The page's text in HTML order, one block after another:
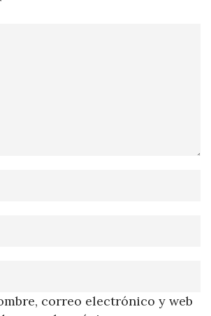
correo electrónico y web